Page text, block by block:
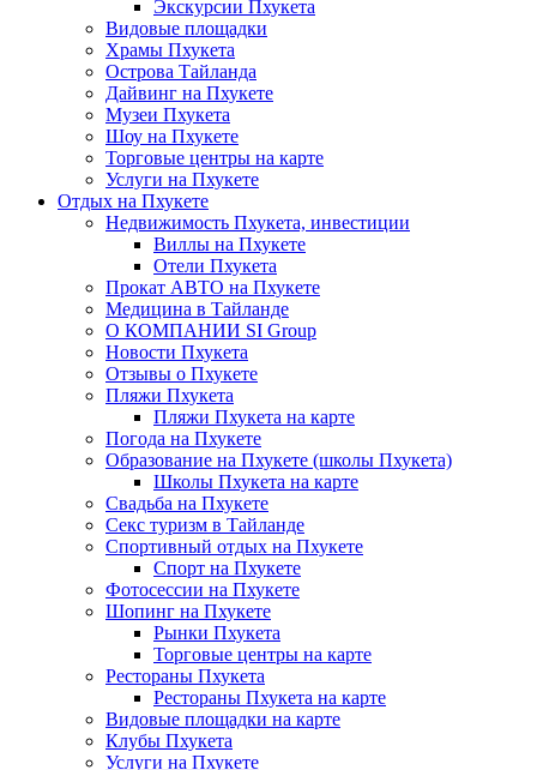
Экскурсии Пхукета
Видовые площадки
Храмы Пхукета
Острова Тайланда
Дайвинг на Пхукете
Музеи Пхукета
Шоу на Пхукете
Торговые центры на карте
Услуги на Пхукете
Отдых на Пхукете
Недвижимость Пхукета, инвестиции
Виллы на Пхукете
Отели Пхукета
Прокат АВТО на Пхукете
Медицина в Тайланде
О КОМПАНИИ SI Group
Новости Пхукета
Отзывы о Пхукете
Пляжи Пхукета
Пляжи Пхукета на карте
Погода на Пхукете
Образование на Пхукете (школы Пхукета)
Школы Пхукета на карте
Свадьба на Пхукете
Секс туризм в Тайланде
Спортивный отдых на Пхукете
Спорт на Пхукете
Фотосессии на Пхукете
Шопинг на Пхукете
Рынки Пхукета
Торговые центры на карте
Рестораны Пхукета
Рестораны Пхукета на карте
Видовые площадки на карте
Клубы Пхукета
Услуги на Пхукете